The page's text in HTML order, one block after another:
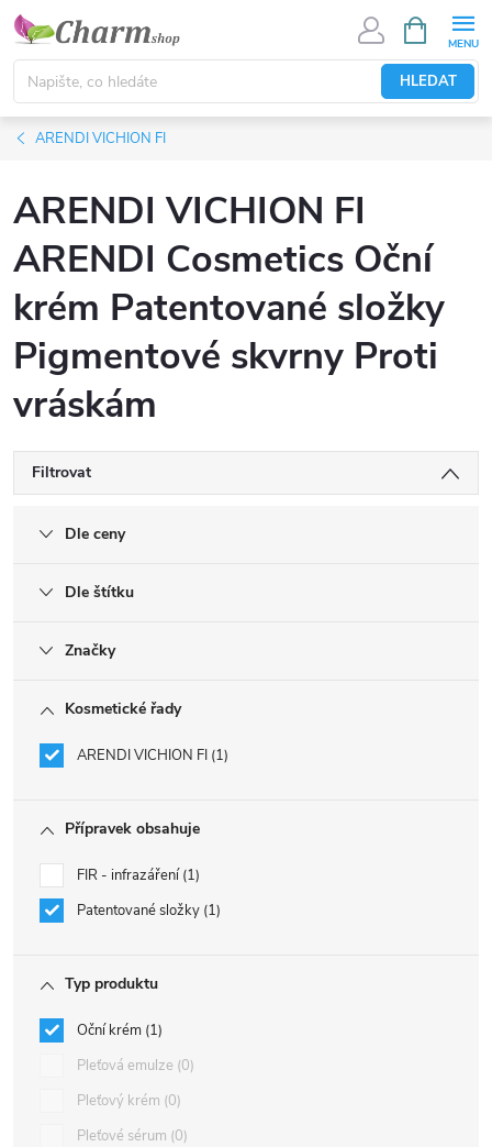
Přejít
obsah
HLEDAT
NÁKUPNÍ
KOŠÍK
ARENDI VICHION FI
ARENDI VICHION FI
ARENDI Cosmetics Oční
krém Patentované složky
Pigmentové skvrny Proti
vráskám
Filtrovat
Dle ceny
Dle štítku
Značky
Kosmetické řady
ARENDI VICHION FI 1
Přípravek obsahuje
FIR - infrazáření 1
Patentované složky 1
Typ produktu
Oční krém 1
Pleťová emulze 0
Pleťový krém 0
Pleťové sérum 0